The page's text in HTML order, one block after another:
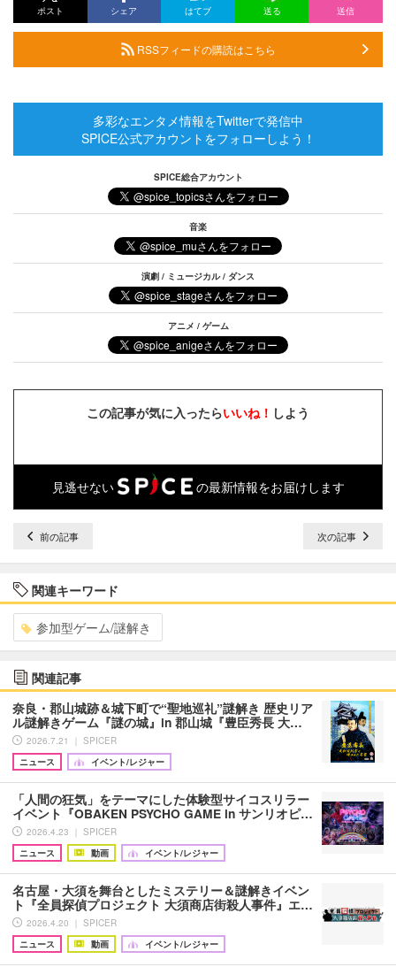
ポスト シェア はてブ 送る 送信
RSSフィードの購読はこちら
多彩なエンタメ情報をTwitterで発信中
SPICE公式アカウントをフォローしよう！
SPICE総合アカウント
音楽
演劇 / ミュージカル / ダンス
アニメ / ゲーム
この記事が気に入ったらいいね！ しよう
見逃せない の最新情報をお届けします
前の記事 次の記事
関連キーワード
参加型ゲーム/謎解き
関連記事
奈良・郡山城跡＆城下町で“聖地巡礼”謎解き 歴史リア
ル謎解きゲーム『謎の城』in 郡山城『豊⾂秀長 大…
2026.7.21 ｜ SPICER
ニュース
イベント/レジャー
「人間の狂気」をテーマにした体験型サイコスリラー
イベント『OBAKEN PSYCHO GAME in サンリオピ…
2026.4.23 ｜ SPICER
ニュース
動画 イベント/レジャー
名古屋・大須を舞台としたミステリー＆謎解きイベン
ト『全員探偵プロジェクト 大須商店街殺人事件』エ…
2026.4.20 ｜ SPICER
ニュース
動画 イベント/レジャー